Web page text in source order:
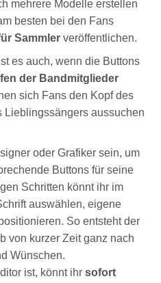
mehrere Modelle erstellen
besten bei den Fans
Sammler veröffentlichen.
es auch, wenn die Buttons
der Bandmitglieder
sich Fans den Kopf des
Lieblingssängers aussuchen
oder Grafiker sein, um
Buttons für seine
Schritten könnt ihr im
auswählen, eigene
So entsteht der
von kurzer Zeit ganz nach
Wünschen.
ist, könnt ihr sofort